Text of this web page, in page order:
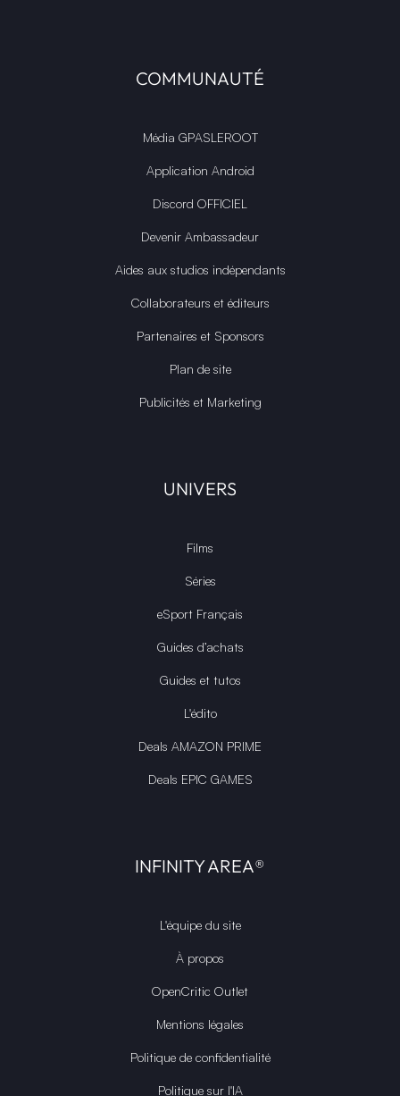
COMMUNAUTÉ
Média GPASLEROOT
Application Android
Discord OFFICIEL
Devenir Ambassadeur
Aides aux studios indépendants
Collaborateurs et éditeurs
Partenaires et Sponsors
Plan de site
Publicités et Marketing
UNIVERS
Films
Séries
eSport Français
Guides d’achats
Guides et tutos
L'édito
Deals AMAZON PRIME
Deals EPIC GAMES
INFINITY AREA®
L'équipe du site
À propos
OpenCritic Outlet
Mentions légales
Politique de confidentialité
Politique sur l'IA